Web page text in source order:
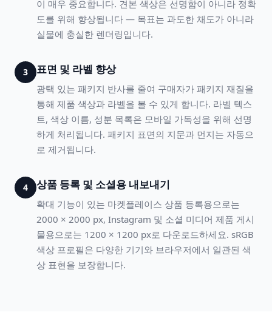
이 매우 중요합니다. 견본 색상은 선명함이 아니라 정확
도를 위해 향상됩니다 — 목표는 과도한 채도가 아니라
실물에 충실한 렌더링입니다.
3 표면 및 라벨 향상
광택 있는 패키지 반사를 줄여 구매자가 패키지 재질을
통해 제품 색상과 라벨을 볼 수 있게 합니다. 라벨 텍스
트, 색상 이름, 성분 목록은 모바일 가독성을 위해 선명
하게 처리됩니다. 패키지 표면의 지문과 먼지는 자동으
로 제거됩니다.
4 상품 등록 및 소셜용 내보내기
확대 기능이 있는 마켓플레이스 상품 등록용으로는
2000 × 2000 px, Instagram 및 소셜 미디어 제품 게시
물용으로는 1200 × 1200 px로 다운로드하세요. sRGB
색상 프로필은 다양한 기기와 브라우저에서 일관된 색
상 표현을 보장합니다.